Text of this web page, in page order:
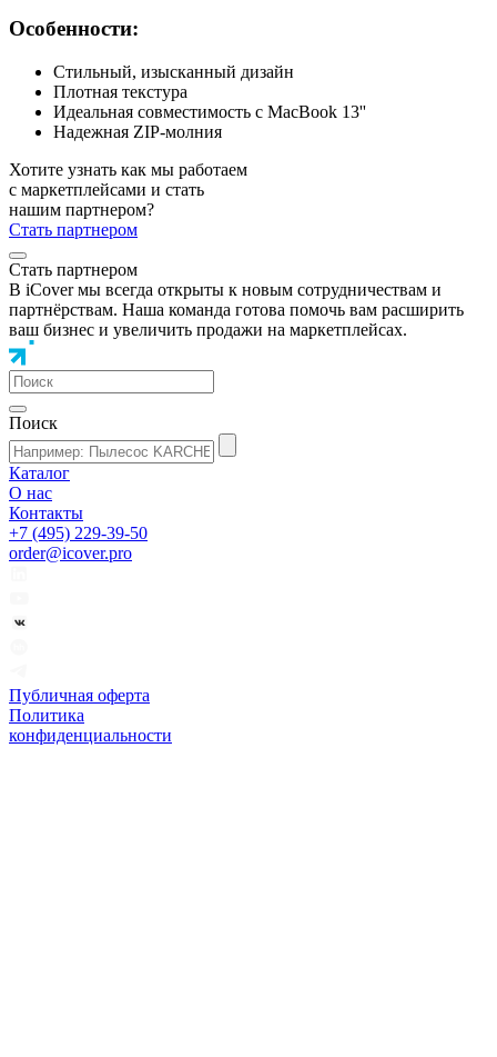
Особенности:
Стильный, изысканный дизайн
Плотная текстура
Идеальная совместимость с MacBook 13''
Надежная ZIP-молния
Хотите узнать как мы работаем
с маркетплейсами и стать
нашим партнером?
Стать партнером
Стать партнером
В iCover мы всегда открыты к новым сотрудничествам и
партнёрствам. Наша команда готова помочь вам расширить
ваш бизнес и увеличить продажи на маркетплейсах.
Поиск
Каталог
О нас
Контакты
+7 (495) 229-39-50
order@icover.pro
Публичная оферта
Политика
конфиденциальности